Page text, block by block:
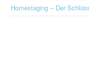
Homestaging – Der